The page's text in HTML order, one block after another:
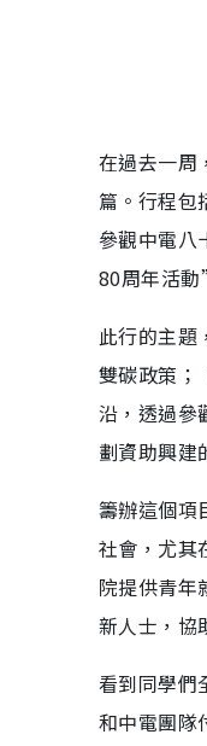
在過去一周
篇。行程包
參觀中電八
80周年活
此行的主題
雙碳政策；
沿，透過參
劃資助興建
籌辦這個項
社會，尤其
院提供青年
新人士，協
看到同學們
和中電團隊